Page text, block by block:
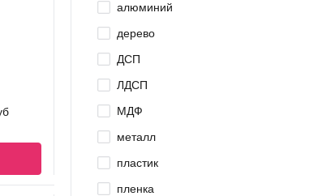
алюминий
дерево
ДСП
ЛДСП
МДФ
металл
пластик
пленка